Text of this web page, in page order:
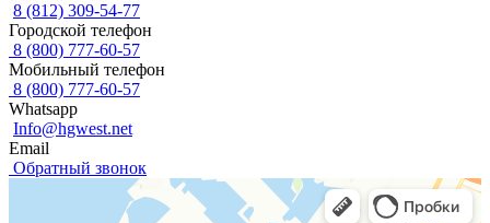
8 (812) 309-54-77
Городской телефон
8 (800) 777-60-57
Мобильный телефон
8 (800) 777-60-57
Whatsapp
Info@hgwest.net
Email
Обратный звонок